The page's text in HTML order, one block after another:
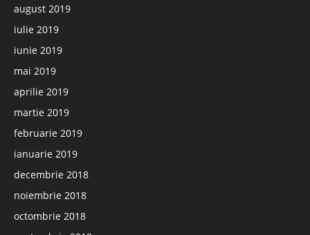
august 2019
iulie 2019
iunie 2019
mai 2019
aprilie 2019
martie 2019
februarie 2019
ianuarie 2019
decembrie 2018
noiembrie 2018
octombrie 2018